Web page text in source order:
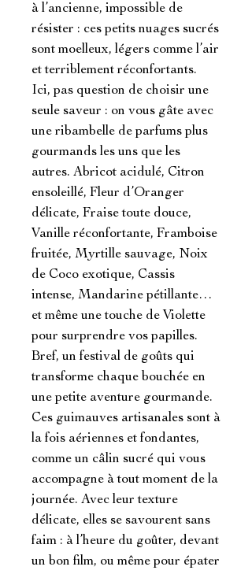
à l’ancienne, impossible de
résister : ces petits nuages sucrés
sont moelleux, légers comme l’air
et terriblement réconfortants.
Ici, pas question de choisir une
seule saveur : on vous gâte avec
une ribambelle de parfums plus
gourmands les uns que les
autres. Abricot acidulé, Citron
ensoleillé, Fleur d’Oranger
délicate, Fraise toute douce,
Vanille réconfortante, Framboise
fruitée, Myrtille sauvage, Noix
de Coco exotique, Cassis
intense, Mandarine pétillante…
et même une touche de Violette
pour surprendre vos papilles.
Bref, un festival de goûts qui
transforme chaque bouchée en
une petite aventure gourmande.
Ces guimauves artisanales sont à
la fois aériennes et fondantes,
comme un câlin sucré qui vous
accompagne à tout moment de la
journée. Avec leur texture
délicate, elles se savourent sans
faim : à l’heure du goûter, devant
un bon film, ou même pour épater